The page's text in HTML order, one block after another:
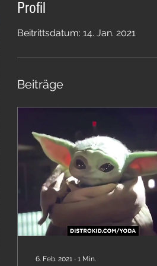
Profil
Beitrittsdatum: 14. Jan. 2021
Beiträge
6. Feb. 2021 ∙ 1 Min.